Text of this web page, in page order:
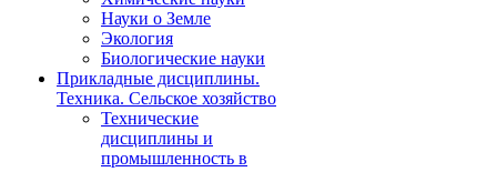
Науки о Земле
Экология
Биологические науки
Прикладные дисциплины.
Техника. Сельское хозяйство
Технические
дисциплины и
промышленность в